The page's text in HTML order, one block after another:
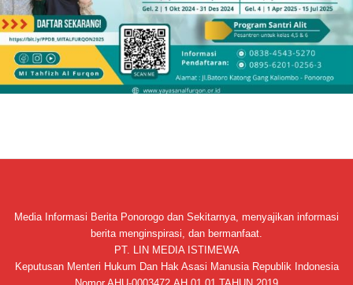
Media Informasi Berita Ponorogo dan Sekitarnya, menyajikan informasi
berita menginspirasi, dan bermanfaat.
PT. LIN MEDIA ISTIMEWA
Keputusan Menteri Hukum Dan Hak Asasi Manusia Republik Indonesia